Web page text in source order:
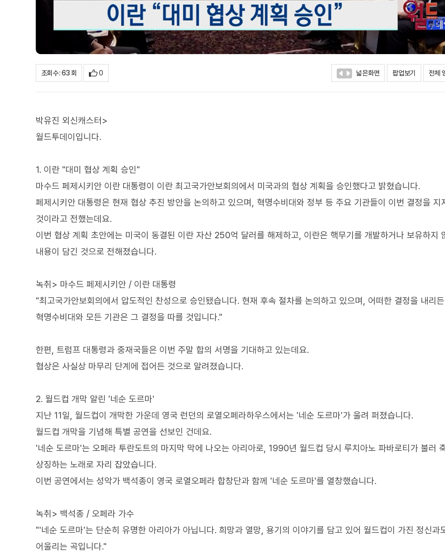
조회수 : 63 회 0 넓은화면 팝업보기 전체
박유진 외신캐스터>
월드투데이입니다.
1. 이란 "대미 협상 계획 승인"
마수드 페제시키안 이란 대통령이 이란 최고국가안보회의에서 미국과의 협상 계획을 승인했다고 밝혔습니다.
페제시키안 대통령은 현재 협상 추진 방안을 논의하고 있으며, 혁명수비대와 정부 등 주요 기관들이 이번 결정을 지
것이라고 전했는데요.
이번 협상 계획 초안에는 미국이 동결된 이란 자산 250억 달러를 해제하고, 이란은 핵무기를 개발하거나 보유하지
내용이 담긴 것으로 전해졌습니다.
녹취> 마수드 페제시키안 / 이란 대통령
"최고국가안보회의에서 압도적인 찬성으로 승인됐습니다. 현재 후속 절차를 논의하고 있으며, 어떠한 결정을 내리든
혁명수비대와 모든 기관은 그 결정을 따를 것입니다."
한편, 트럼프 대통령과 중재국들은 이번 주말 합의 서명을 기대하고 있는데요.
협상은 사실상 마무리 단계에 접어든 것으로 알려졌습니다.
2. 월드컵 개막 알린 '네순 도르마'
지난 11일, 월드컵이 개막한 가운데 영국 런던의 로열오페라하우스에서는 '네순 도르마'가 울려 퍼졌습니다.
월드컵 개막을 기념해 특별 공연을 선보인 건데요.
'네순 도르마'는 오페라 투란도트의 마지막 막에 나오는 아리아로, 1990년 월드컵 당시 루치아노 파바로티가 불러
상징하는 노래로 자리 잡았습니다.
이번 공연에서는 성악가 백석종이 영국 로열오페라 합창단과 함께 '네순 도르마'를 열창했습니다.
녹취> 백석종 / 오페라 가수
"'네순 도르마'는 단순히 유명한 아리아가 아닙니다. 희망과 열망, 용기의 이야기를 담고 있어 월드컵이 가진 정신과
어울리는 곡입니다."